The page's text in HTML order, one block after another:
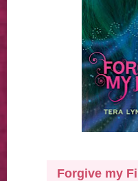
Forgive my